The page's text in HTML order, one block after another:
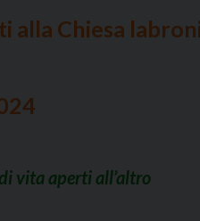
alla Chiesa
vita aperti all’altro